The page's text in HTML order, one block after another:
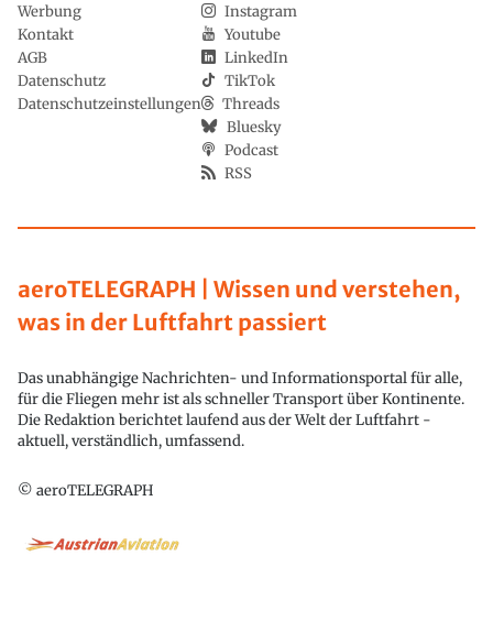
aeroTELEGRAPH | Wissen und verstehen,
was in der Luftfahrt passiert
Das unabhängige Nachrichten- und Informationsportal für alle,
für die Fliegen mehr ist als schneller Transport über Kontinente.
Die Redaktion berichtet laufend aus der Welt der Luftfahrt -
aktuell, verständlich, umfassend.
© aeroTELEGRAPH
Werbung
Kontakt
AGB
Datenschutz
Datenschutzeinstellungen
Instagram
Youtube
LinkedIn
TikTok
Threads
Bluesky
Podcast
RSS